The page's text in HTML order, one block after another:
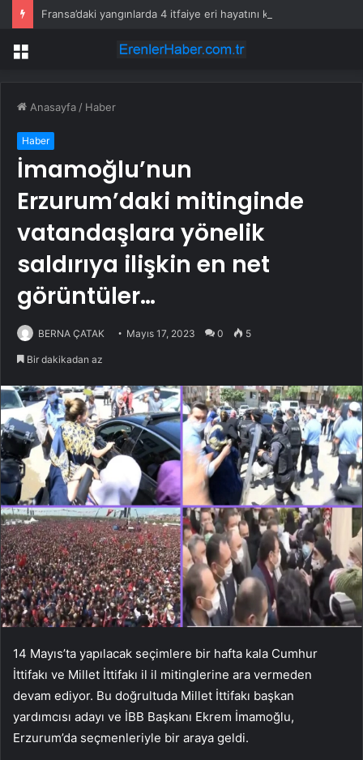
Fransa’daki yangınlarda 4 itfaiye eri hayatını kaybetti
Menü
Anasayfa / Haber
Haber
İmamoğlu’nun
Erzurum’daki mitinginde
vatandaşlara yönelik
saldırıya ilişkin en net
görüntüler…
BERNA ÇATAK Mayıs 17, 2023 0 5
Bir dakikadan az
14 Mayıs’ta yapılacak seçimlere bir hafta kala Cumhur
İttifakı ve Millet İttifakı il il mitinglerine ara vermeden
devam ediyor. Bu doğrultuda Millet İttifakı başkan
yardımcısı adayı ve İBB Başkanı Ekrem İmamoğlu,
Erzurum’da seçmenleriyle bir araya geldi.